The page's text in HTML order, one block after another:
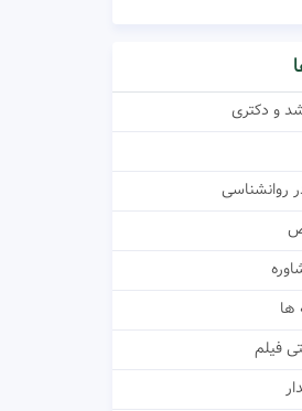
و دکتری
روانشناسی
ها
فیلم